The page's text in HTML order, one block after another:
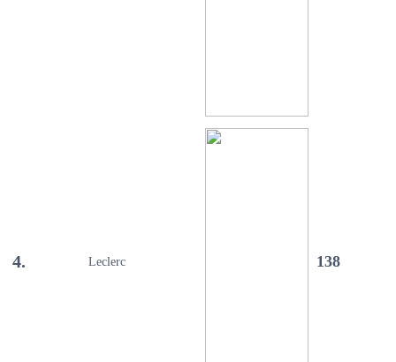
4. Leclerc 138